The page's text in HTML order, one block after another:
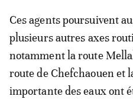
Ces agents poursuivent
plusieurs autres axes
notamment la route
route de Chefchaouen et
importante des eaux ont